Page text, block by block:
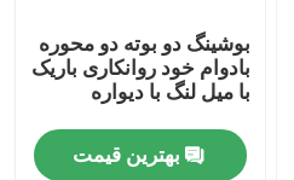
بوشینگ دو بوته دو محوره
بادوام خود روانکاری باریک
با میل لنگ با دیواره
بهترین قیمت